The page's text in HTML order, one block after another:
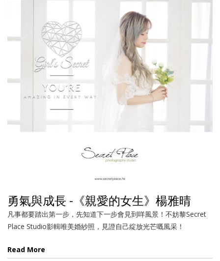
勇氣與成長 -《親愛的女生》楊雅晴
凡事都要踏出第一步，先知道下一步會見到咩風景！不妨黎Secret
Place Studio影輯唯美婚紗照，見證自己綻放光芒嘅風采！
Read More